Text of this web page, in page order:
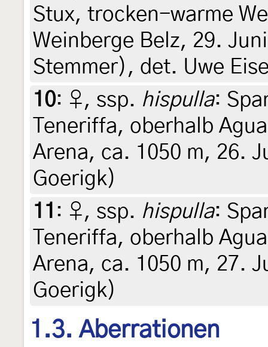
Stux, trocken-warme
Weinberge Belz, 29.
Stemmer), det. Uwe
10: ♀, ssp. hispulla:
Teneriffa, oberhalb
Arena, ca. 1050 m, 26.
Goerigk)
11 : ♀, ssp. hispulla:
Teneriffa, oberhalb
Arena, ca. 1050 m, 27.
Goerigk)
1.3. Aberrationen